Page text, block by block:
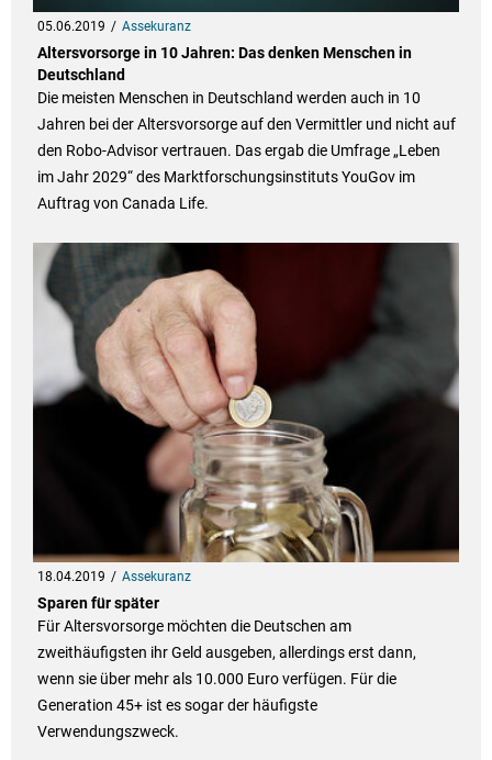
05.06.2019 Assekuranz
Altersvorsorge in 10 Jahren: Das denken Menschen in
Deutschland
Die meisten Menschen in Deutschland werden auch in 10
Jahren bei der Altersvorsorge auf den Vermittler und nicht auf
den Robo-Advisor vertrauen. Das ergab die Umfrage „Leben
im Jahr 2029“ des Marktforschungsinstituts YouGov im
Auftrag von Canada Life.
18.04.2019 Assekuranz
Sparen für später
Für Altersvorsorge möchten die Deutschen am
zweithäufigsten ihr Geld ausgeben, allerdings erst dann,
wenn sie über mehr als 10.000 Euro verfügen. Für die
Generation 45+ ist es sogar der häufigste
Verwendungszweck.